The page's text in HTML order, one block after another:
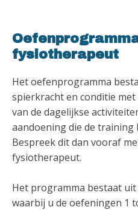
fysiotherapeut
Het oefenprogramma
spierkracht en conditie
van de dagelijkse
aandoening die de training
Bespreek dit dan vooraf
fysiotherapeut.
Het programma bestaat
waarbij u de oefeningen 1